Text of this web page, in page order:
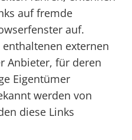
auf fremde
auf.
externen
Anbieter, für deren
Eigentümer
werden von
diese Links